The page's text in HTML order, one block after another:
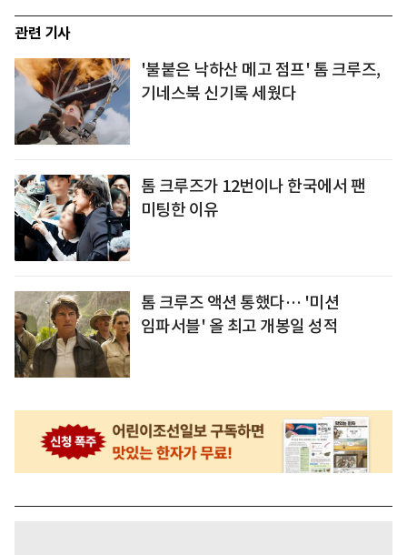
관련 기사
'불붙은 낙하산 메고 점프' 톰 크루즈,
기네스북 신기록 세웠다
톰 크루즈가 12번이나 한국에서 팬
미팅한 이유
톰 크루즈 액션 통했다… '미션
임파서블' 올 최고 개봉일 성적